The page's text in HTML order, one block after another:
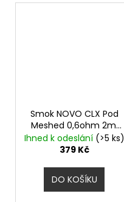
Smok NOVO CLX Pod
Meshed 0,6ohm 2ml
3ks
Ihned k odeslání (>5 ks)
379 Kč
DO KOŠÍKU